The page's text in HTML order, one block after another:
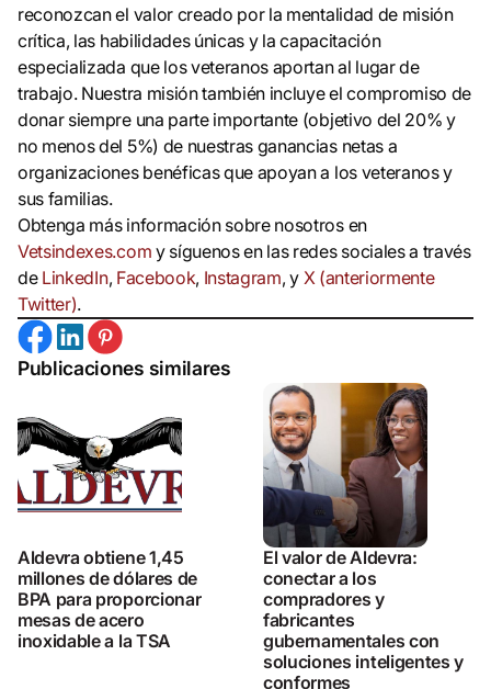
reconozcan el valor creado por la mentalidad de misión
crítica, las habilidades únicas y la capacitación
especializada que los veteranos aportan al lugar de
trabajo. Nuestra misión también incluye el compromiso de
donar siempre una parte importante (objetivo del 20% y
no menos del 5%) de nuestras ganancias netas a
organizaciones benéficas que apoyan a los veteranos y
sus familias.
Obtenga más información sobre nosotros en
Vetsindexes.com y síguenos en las redes sociales a través
de LinkedIn, Facebook, Instagram, y X (anteriormente
Twitter).
Publicaciones similares
Aldevra obtiene 1,45
millones de dólares de
BPA para proporcionar
mesas de acero
inoxidable a la TSA
El valor de Aldevra:
conectar a los
compradores y
fabricantes
gubernamentales con
soluciones inteligentes y
conformes